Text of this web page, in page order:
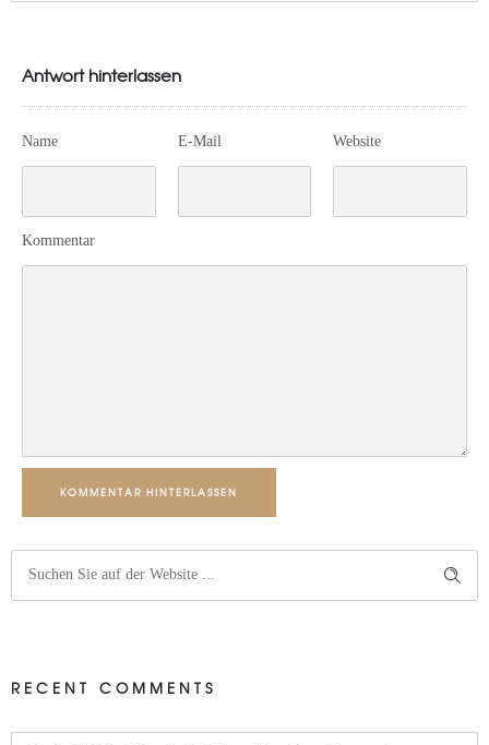
Antwort hinterlassen
Name E-Mail Website
Kommentar
KOMMENTAR HINTERLASSEN
RECENT COMMENTS